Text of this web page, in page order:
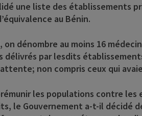
une liste des établissements
au Bénin.
on dénombre au moins 16
délivrés par lesdits
non compris ceux qui
les populations contre
le Gouvernement a-t-il décidé